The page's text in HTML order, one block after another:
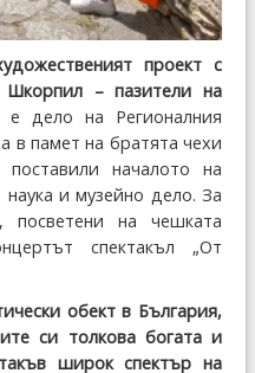
проект с
Шкорпил – пазители на
дело на Регионалния
в памет на братята чехи
началото на
наука и музейно дело. За
посветени на чешката
спектакъл „От
обект в България,
си толкова богата и
широк спектър на